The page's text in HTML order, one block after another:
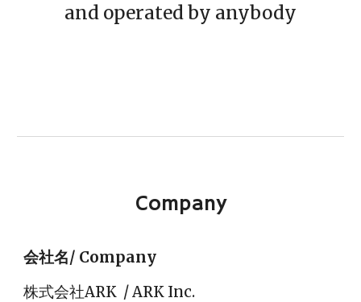
and operated by anybody
Company
会社名/ Company
株式会社ARK  / ARK Inc.